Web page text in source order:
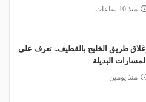
منذ 10 ساعات
إغلاق طريق الخليج بالقطيف.. تعرف على
المسارات البديلة
منذ يومين